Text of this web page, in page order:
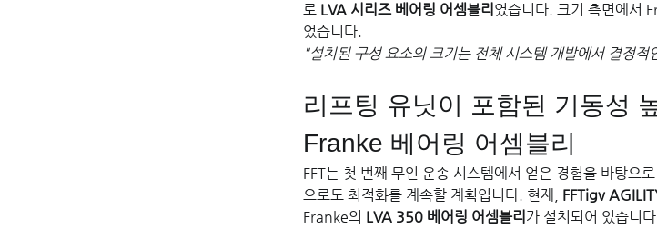
로 LVA 시리즈 베어링 어셈블리 였습니다. 크기 측면에서
었습니다.
"설치된 구성 요소의 크기는 전체 시스템 개발에서 결정적
리프팅 유닛이 포함된 기동성
Franke 베어링 어셈블리
FFT는 첫 번째 무인 운송 시스템에서 얻은 경험을 바탕으
으로도 최적화를 계속할 계획입니다. 현재, FFTigv
Franke의 LVA 350 베어링 어셈블리 가 설치되어 있습니